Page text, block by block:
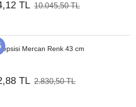
TL 10.045,50 TL
Mercan Renk 43 cm
TL 2.830,50 TL